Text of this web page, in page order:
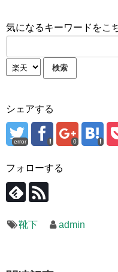
気になるキーワードをこ
シェアする
error 0
フォローする
靴下 admin